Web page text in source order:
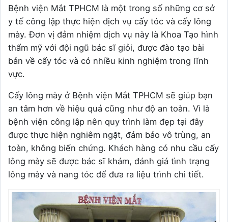
Bệnh viện Mắt TPHCM là một trong số những cơ sở
y tế công lập thực hiện dịch vụ cấy tóc và cấy lông
mày. Đơn vị đảm nhiệm dịch vụ này là Khoa Tạo hình
thẩm mỹ với đội ngũ bác sĩ giỏi, được đào tạo bài
bản về cấy tóc và có nhiều kinh nghiệm trong lĩnh
vực.
Cấy lông mày ở Bệnh viện Mắt TPHCM sẽ giúp bạn
an tâm hơn về hiệu quả cũng như độ an toàn. Vì là
bệnh viện công lập nên quy trình làm đẹp tại đây
được thực hiện nghiêm ngặt, đảm bảo vô trùng, an
toàn, không biến chứng. Khách hàng có nhu cầu cấy
lông mày sẽ được bác sĩ khám, đánh giá tình trạng
lông mày và nang tóc để đưa ra liệu trình chi tiết.